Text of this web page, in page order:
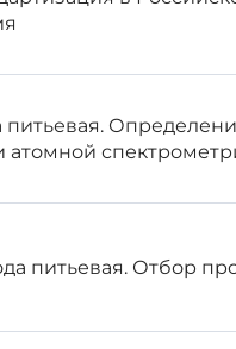
Информация об
будет
питьевая.
атомной
питьевая. Отбор